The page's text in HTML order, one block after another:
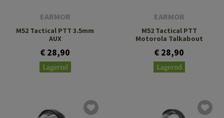
EARMOR
M52 Tactical PTT 3.5mm
AUX
€ 28,90
Lagernd
EARMOR
M52 Tactical PTT
Motorola Talkabout
€ 28,90
Lagernd